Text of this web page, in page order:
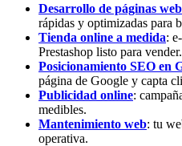
Desarrollo de páginas web
rápidas y optimizadas para
Tienda online a medida:
Prestashop listo para vender.
Posicionamiento SEO en
página de Google y capta
Publicidad online:
medibles.
Mantenimiento web: tu
operativa.